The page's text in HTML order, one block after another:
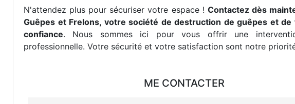
N'attendez plus pour sécuriser votre espace ! Contactez dès
Guêpes et Frelons, votre société de destruction de guêpes et de
confiance. Nous sommes ici pour vous offrir une
professionnelle. Votre sécurité et votre satisfaction sont notre
ME CONTACTER